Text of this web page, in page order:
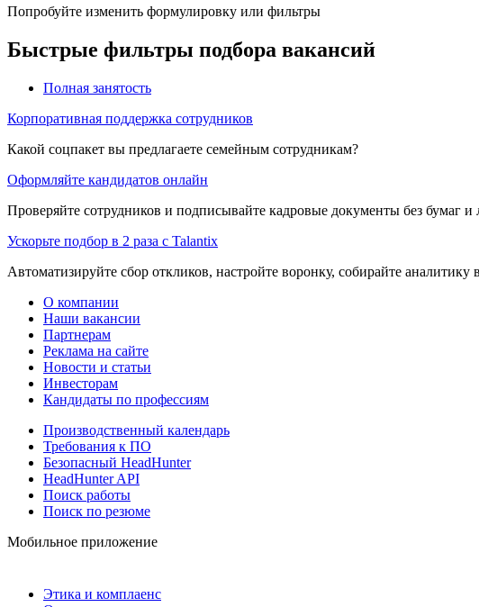
Попробуйте изменить формулировку или фильтры
Быстрые фильтры подбора вакансий
Полная занятость
Корпоративная поддержка сотрудников
Какой соцпакет вы предлагаете семейным сотрудникам?
Оформляйте кандидатов онлайн
Проверяйте сотрудников и подписывайте кадровые документы без бумаг и
Ускорьте подбор в 2 раза с Talantix
Автоматизируйте сбор откликов, настройте воронку, собирайте аналитику
О компании
Наши вакансии
Партнерам
Реклама на сайте
Новости и статьи
Инвесторам
Кандидаты по профессиям
Производственный календарь
Требования к ПО
Безопасный HeadHunter
HeadHunter API
Поиск работы
Поиск по резюме
Мобильное приложение
Этика и комплаенс